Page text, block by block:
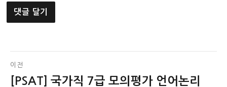
글
탐
이전
이[PSAT] 국가직 7급 모의평가 언어논리